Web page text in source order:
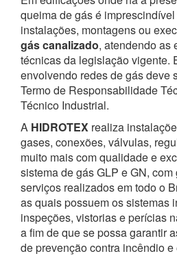
queima de gás é
instalações, montagens ou
gás canalizado, atendendo as
técnicas da legislação vigente.
envolvendo redes de gás deve
Termo de Responsabilidade
Técnico Industrial.
A HIDROTEX realiza
gases, conexões, válvulas,
muito mais com qualidade e
sistema de gás GLP e GN,
serviços realizados em todo o
as quais possuem os sistemas
inspeções, vistorias e perícias
a fim de que se possa garantir
de prevenção contra incêndio e